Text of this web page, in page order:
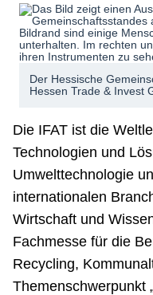
Der Hessische
Hessen Trade & Invest
Die IFAT ist die
Technologien und
Umwelttechnologie
internationalen
Wirtschaft und
Fachmesse für die
Recycling,
Themenschwerpunkt